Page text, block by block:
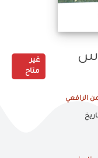
غير
متاح
الرافعي